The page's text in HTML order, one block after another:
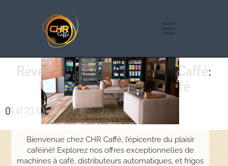
Réveillez vos Sens avec CHR Caffé:
L'Équation Parfaite du Café
01 41 73 06 06
Bienvenue chez CHR Caffé, l’épicentre du plaisir
caféiné! Explorez nos offres exceptionnelles de
machines à café, distributeurs automatiques, et frigos